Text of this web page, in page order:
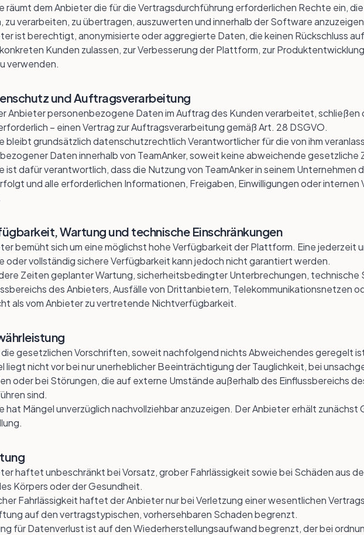
räumt dem Anbieter die für die Vertragsdurchführung erforderlichen Rechte ein,
zu verarbeiten, zu übertragen, auszuwerten und innerhalb der Software
ist berechtigt, anonymisierte oder aggregierte Daten, die keinen Rückschluss
Kunden zulassen, zur Verbesserung der Plattform, zur
verwenden.
und Auftragsverarbeitung
Anbieter personenbezogene Daten im Auftrag des Kunden verarbeitet, schließen
– einen Vertrag zur Auftragsverarbeitung gemäß Art. 28 DSGVO.
bleibt grundsätzlich datenschutzrechtlich Verantwortlicher für die von ihm
Daten innerhalb von TeamAnker, soweit keine abweichende gesetzliche
ist dafür verantwortlich, dass die Nutzung von TeamAnker in seinem
und alle erforderlichen Informationen, Freigaben, Einwilligungen oder internen
Wartung und technische Einschränkungen
bemüht sich um eine möglichst hohe Verfügbarkeit der Plattform. Eine jederzeit
oder vollständig sichere Verfügbarkeit kann jedoch nicht garantiert werden.
Zeiten geplanter Wartung, sicherheitsbedingter Unterbrechungen, technische
des Anbieters, Ausfälle von Drittanbietern, Telekommunikationsnetzen
als vom Anbieter zu vertretende Nichtverfügbarkeit.
gesetzlichen Vorschriften, soweit nachfolgend nichts Abweichendes geregelt
liegt nicht vor bei nur unerheblicher Beeinträchtigung der Tauglichkeit, bei
oder bei Störungen, die auf externe Umstände außerhalb des Einflussbereichs
sind.
hat Mängel unverzüglich nachvollziehbar anzuzeigen. Der Anbieter erhält zunächst
haftet unbeschränkt bei Vorsatz, grober Fahrlässigkeit sowie bei Schäden aus
Körpers oder der Gesundheit.
Fahrlässigkeit haftet der Anbieter nur bei Verletzung einer wesentlichen
auf den vertragstypischen, vorhersehbaren Schaden begrenzt.
für Datenverlust ist auf den Wiederherstellungsaufwand begrenzt, der bei